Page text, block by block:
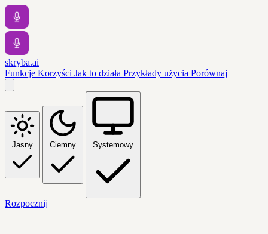
skryba.ai
Funkcje Korzyści Jak to działa Przykłady użycia Porównaj
Jasny Ciemny Systemowy
Rozpocznij